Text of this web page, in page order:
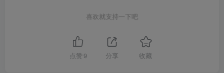
喜欢就支持一下吧
点赞 9 分享 收藏